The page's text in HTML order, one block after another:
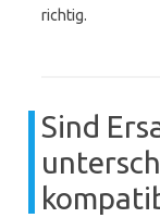
richtig.
Sind